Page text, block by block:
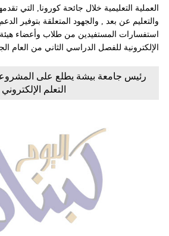
العملية التعليمية خلال جائحة كورونا, التي
والتعليم عن بعد , والجهود المتعلقة بتوفير
استفسارات المستفيدين من طلاب وأعضاء هيئة
الإلكترونية للفصل الدراسي الثاني من العام
رئيس جامعة بيشة يطلع على
التعلم الإلكتروني